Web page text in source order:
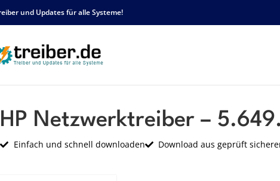
und Updates für alle Systeme!
HP Netzwerktreiber –
Einfach und schnell downloaden Download aus geprüft